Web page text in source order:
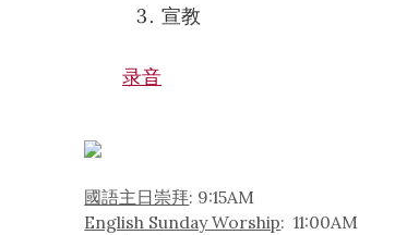
宣教
录音
國語主日崇拜: 9:15AM
English Sunday Worship: 11:00AM